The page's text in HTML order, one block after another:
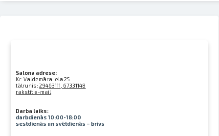
Salona adrese:
Kr. Valdemāra iela 25
tālrunis:29463111, 67331148
rakstīt e-mail
Darba laiks:
darbdienās 10:00-18:00
sestdienās un svētdienās – brīvs